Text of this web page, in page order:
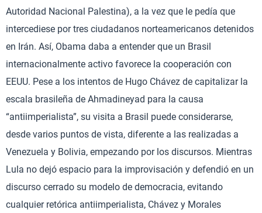
Autoridad Nacional Palestina), a la vez que le pedía que
intercediese por tres ciudadanos norteamericanos detenidos
en Irán. Así, Obama daba a entender que un Brasil
internacionalmente activo favorece la cooperación con
EEUU. Pese a los intentos de Hugo Chávez de capitalizar la
escala brasileña de Ahmadineyad para la causa
“antiimperialista”, su visita a Brasil puede considerarse,
desde varios puntos de vista, diferente a las realizadas a
Venezuela y Bolivia, empezando por los discursos. Mientras
Lula no dejó espacio para la improvisación y defendió en un
discurso cerrado su modelo de democracia, evitando
cualquier retórica antiimperialista, Chávez y Morales